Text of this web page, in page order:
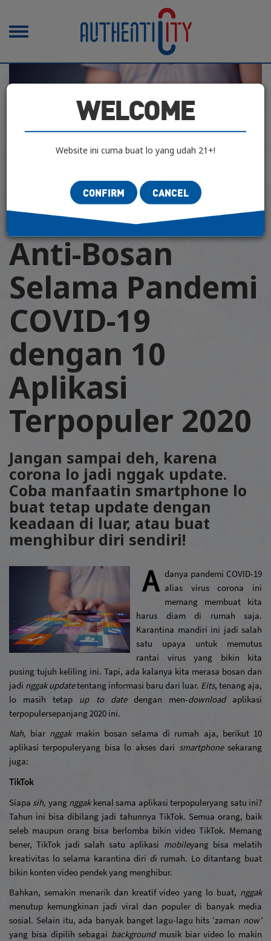
Toggle
CLASIFIED CULTURE|CONTEMPORARY| 15 Mei 2020
Anti-Bosan
Selama Pandemi
COVID-19
dengan 10
Aplikasi
Terpopuler 2020
Jangan sampai deh, karena
corona lo jadi nggak update.
Coba manfaatin smartphone lo
buat tetap update dengan
keadaan di luar, atau buat
menghibur diri sendiri!
A danya pandemi COVID-19
alias virus corona ini
memang membuat kita
harus diam di rumah saja.
Karantina mandiri ini jadi salah
satu upaya untuk memutus
rantai virus yang bikin kita
pusing tujuh keliling ini. Tapi, ada kalanya kita merasa bosan dan
jadi nggak update tentang informasi baru dari luar. Eits, tenang aja,
lo masih tetap up to date dengan men-download aplikasi
terpopulersepanjang 2020 ini.
Nah, biar nggak makin bosan selama di rumah aja, berikut 10
aplikasi terpopuleryang bisa lo akses dari smartphone sekarang
juga:
TikTok
Siapa sih, yang nggak kenal sama aplikasi terpopuleryang satu ini?
Tahun ini bisa dibilang jadi tahunnya TikTok. Semua orang, baik
seleb maupun orang bisa berlomba bikin video TikTok. Memang
bener, TikTok jadi salah satu aplikasi mobileyang bisa melatih
kreativitas lo selama karantina diri di rumah. Lo ditantang buat
bikin konten video pendek yang menghibur.
Bahkan, semakin menarik dan kreatif video yang lo buat, nggak
menutup kemungkinan jadi viral dan populer di banyak media
sosial. Selain itu, ada banyak banget lagu-lagu hits ‘zaman
now’
yang bisa dipilih sebagai background musik biar video lo makin
WELCOME
Website ini cuma buat lo yang udah 21+!
CONFIRM CANCEL